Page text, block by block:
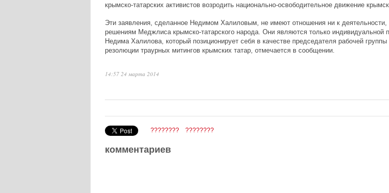
крымско-татарских активистов возродить национально-освободительное движение
Эти заявления, сделанное Недимом Халиловым, не имеют отношения ни к деятельности,
решениям Меджлиса крымско-татарского народа. Они являются только индивидуальной
Недима Халилова, который позиционирует себя в качестве председателя рабочей группы
резолюции траурных митингов крымских татар, отмечается в сообщении.
14:57 24 марта 2014
???????? ????????
комментариев